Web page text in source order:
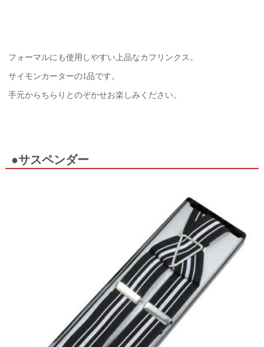
フォーマルにも使用しやすい上品なカフリンクス。
サイモンカーターの1品です。
手元からちらりとのぞかせお楽しみください。
●サスペンダー